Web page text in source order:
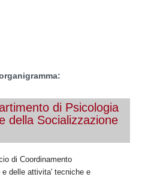
di Psicologia
della Socializzazione
di Coordinamento
delle attivita' tecniche e